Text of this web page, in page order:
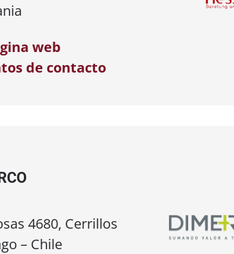
web
de contacto
4680, Cerrillos
– Chile